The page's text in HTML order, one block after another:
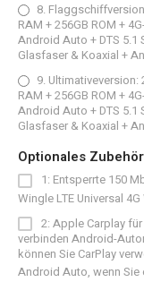
8.
RAM + 256GB ROM +
Android Auto + DTS 5.1
Glasfaser & Koaxial +
9. Ultimativeversion:
RAM + 256GB ROM +
Android Auto + DTS 5.1
Glasfaser & Koaxial +
Optionales
1: Entsperrte 150
Wingle LTE Universal
2: Apple Carplay
verbinden Android-
können Sie CarPlay
Android Auto, wenn Sie